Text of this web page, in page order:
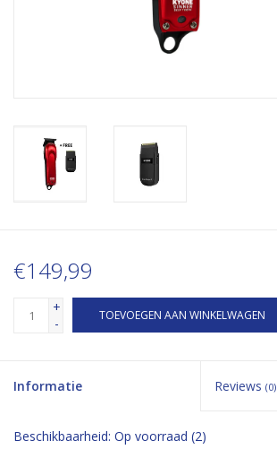
€149,99
+
-
TOEVOEGEN AAN WINKELWAGEN
Informatie Reviews (0)
Beschikbaarheid: Op voorraad (2)